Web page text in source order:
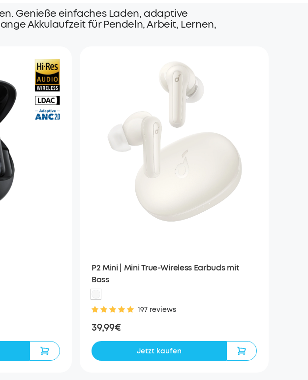
Genieße einfaches Laden, adaptive
Akkulaufzeit für Pendeln, Arbeit, Lernen,
P2 Mini | Mini True-Wireless Earbuds mit
Bass
197 reviews
39,99€
Jetzt kaufen